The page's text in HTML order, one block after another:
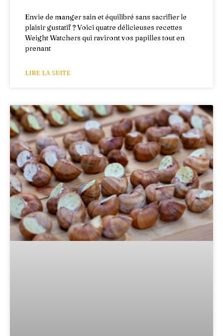
Envie de manger sain et équilibré sans sacrifier le
plaisir gustatif ? Voici quatre délicieuses recettes
Weight Watchers qui raviront vos papilles tout en
prenant
LIRE LA SUITE